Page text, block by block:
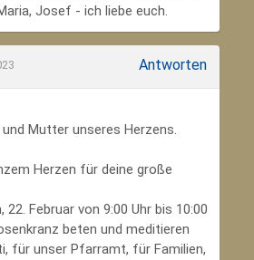
Josef - ich liebe euch.
Antworten
Mutter unseres Herzens.
Herzen für deine große
Februar von 9:00 Uhr bis 10:00
beten und meditieren
für unser Pfarramt, für Familien,